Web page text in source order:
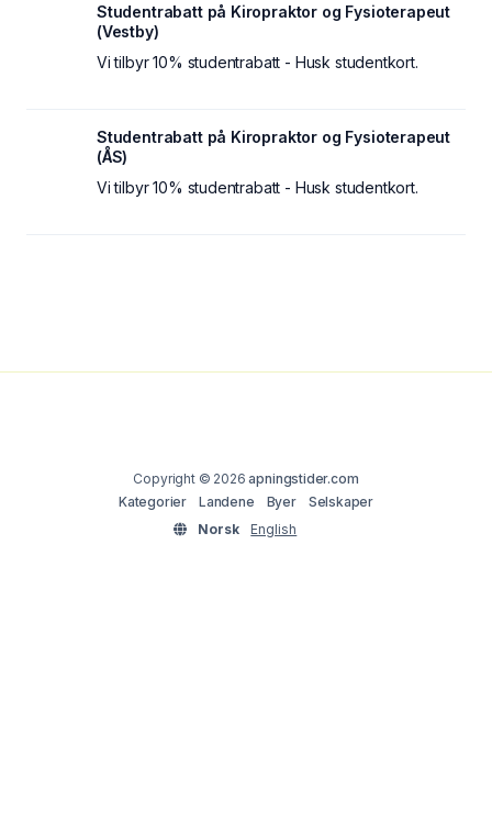
Studentrabatt på Kiropraktor og Fysioterapeut
(Vestby)
Vi tilbyr 10% studentrabatt - Husk studentkort.
Studentrabatt på Kiropraktor og Fysioterapeut
(ÅS)
Vi tilbyr 10% studentrabatt - Husk studentkort.
Copyright © 2026apningstider.com
Kategorier
Landene Byer
Selskaper
Norsk
English